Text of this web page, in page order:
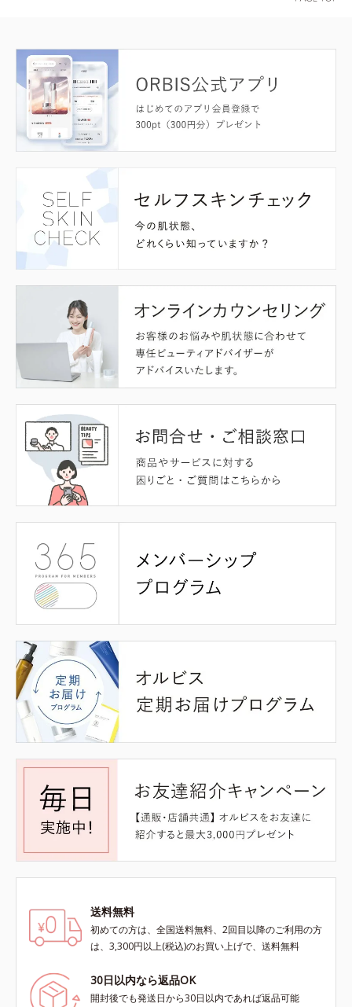
送料無料
初めての方は、全国送料無料、2回目以降のご利用の方
は、3,300円以上(税込)のお買い上げで、送料無料
30日以内なら返品OK
開封後でも発送日から30日以内であれば返品可能